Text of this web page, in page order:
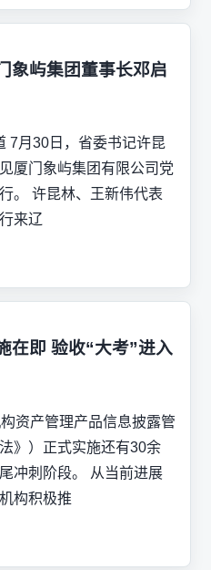
象屿集团董事长邓启
7月30日，省委书记许昆
厦门象屿集团有限公司党
。 许昆林、王新伟代表
来辽
在即 验收“大考”进入
资产管理产品信息披露管
》）正式实施还有30余
冲刺阶段。 从当前进展
构积极推